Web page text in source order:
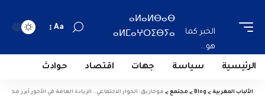
الخبر كما
هو...
ⴰⵍⴰⵍⴱⴰⴱ
ⴰⵍⵎⴰⵖⵔⵉⴱⵢⴰ
Aa
الرئيسية سياسة جهات اقتصاد حوادث
الألباب المغربية >
Blog
> مجتمع > موخاريق: الحوار الاجتماعي.. الزيادة العامة في الأجور أبرز